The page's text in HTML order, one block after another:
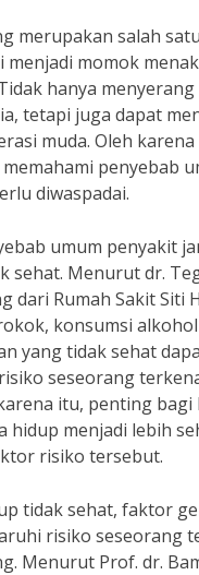
merupakan salah
menjadi momok
hanya
tetapi juga dapat
muda. Oleh
penyebab
diwaspadai.
umum penyakit
sehat. Menurut dr.
dari Rumah Sakit Siti
konsumsi
yang tidak sehat
seseorang
itu, penting
hidup menjadi lebih
risiko tersebut.
tidak sehat, faktor
risiko seseorang
Menurut Prof. dr.